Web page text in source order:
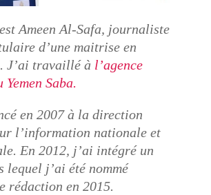
Ameen Al-Safa, journaliste
d’une maitrise en
J’ai travaillé à l’agence
Saba.
en 2007 à la direction
l’information nationale et
En 2012, j’ai intégré un
lequel j’ai été nommé
rédaction en 2015.